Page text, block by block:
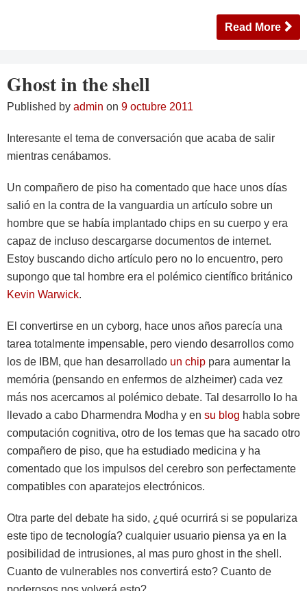
Read More
Ghost in the shell
Published by admin on 9 octubre 2011
Interesante el tema de conversación que acaba de salir
mientras cenábamos.
Un compañero de piso ha comentado que hace unos días
salió en la contra de la vanguardia un artículo sobre un
hombre que se había implantado chips en su cuerpo y era
capaz de incluso descargarse documentos de internet.
Estoy buscando dicho artículo pero no lo encuentro, pero
supongo que tal hombre era el polémico científico británico
Kevin Warwick.
El convertirse en un cyborg, hace unos años parecía una
tarea totalmente impensable, pero viendo desarrollos como
los de IBM, que han desarrollado un chip para aumentar la
memória (pensando en enfermos de alzheimer) cada vez
más nos acercamos al polémico debate. Tal desarrollo lo ha
llevado a cabo Dharmendra Modha y en su blog habla sobre
computación cognitiva, otro de los temas que ha sacado otro
compañero de piso, que ha estudiado medicina y ha
comentado que los impulsos del cerebro son perfectamente
compatibles con aparatejos electrónicos.
Otra parte del debate ha sido, ¿qué ocurrirá si se populariza
este tipo de tecnología? cualquier usuario piensa ya en la
posibilidad de intrusiones, al mas puro ghost in the shell.
Cuanto de vulnerables nos convertirá esto? Cuanto de